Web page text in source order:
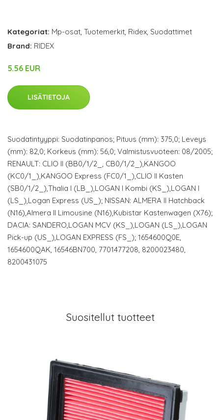
Kategoriat: Mp-osat Tuotemerkit Ridex Suodattimet
Brand: RIDEX
5.56 EUR
LISÄTIETOJA
Suodatintyyppi: Suodatinpanos; Pituus (mm): 375,0; Leveys
(mm): 82,0; Korkeus (mm): 56,0; Valmistusvuoteen: 08/2005;
RENAULT: CLIO II (BB0/1/2_, CB0/1/2_),KANGOO
(KC0/1_),KANGOO Express (FC0/1_),CLIO II Kasten
(SB0/1/2_),Thalia I (LB_),LOGAN I Kombi (KS_),LOGAN I
(LS_),Logan Express (US_); NISSAN: ALMERA II Hatchback
(N16),Almera II Limousine (N16),Kubistar Kastenwagen (X76);
DACIA: SANDERO,LOGAN MCV (KS_),LOGAN (LS_),LOGAN
Pick-up (US_),LOGAN EXPRESS (FS_); 1654600Q0E,
1654600QAK, 16546BN700, 7701477208, 8200023480,
8200431075
Suositellut tuotteet